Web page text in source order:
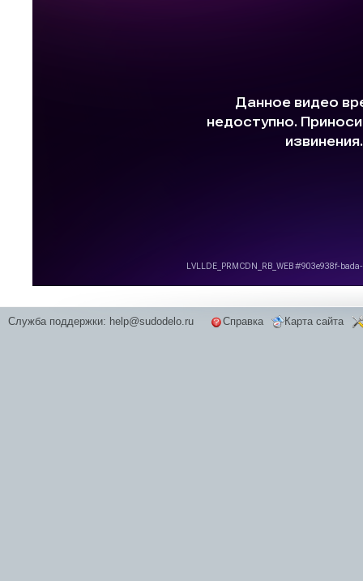
Служба поддержки: help@sudodelo.ru Справка Карта сайта